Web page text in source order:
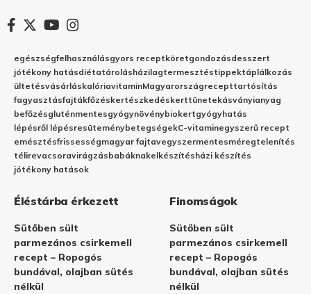
egészségfelhasználásgyors receptköretgondozásdesszert
jótékony hatásdiétatárolásházilagtermesztéstippektáplálkozás
ültetésvásárláskalóriavitaminMagyarországrecepttartósítás
fagyasztásfajtákfőzéskertészkedéskerttünetekásványianyag
befőzésgluténmentesgyógynövénybiokertgyógyhatás
lépésről lépésresüteménybetegségekC-vitaminegyszerű recept
emésztésfrissességmagyar fajtavegyszermentesméregtelenítés
télirevacsoravirágzásbabáknakelkészítésházi készítés
jótékony hatások
Éléstárba érkezett
Sütőben sült
parmezános csirkemell
recept – Ropogós
bundával, olajban sütés
nélkül
Finomságok
Sütőben sült
parmezános csirkemell
recept – Ropogós
bundával, olajban sütés
nélkül